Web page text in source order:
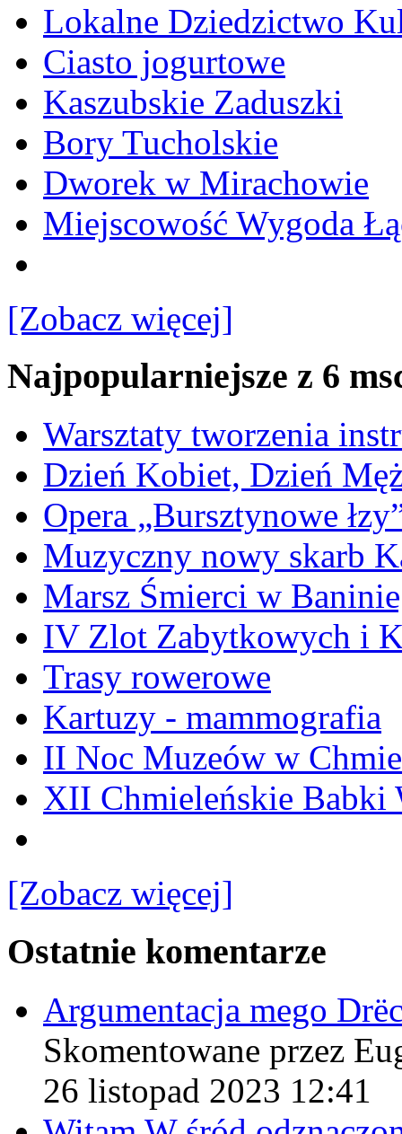
Lokalne Dziedzictwo
Ciasto jogurtowe
Kaszubskie Zaduszki
Bory Tucholskie
Dworek w Mirachowie
Miejscowość Wygoda
[Zobacz więcej]
Najpopularniejsze z 6
Warsztaty tworzenia
Dzień Kobiet, Dzień
Opera „Bursztynowe
Muzyczny nowy skarb
Marsz Śmierci w
IV Zlot Zabytkowych i
Trasy rowerowe
Kartuzy - mammografia
II Noc Muzeów w
XII Chmieleńskie Babki
[Zobacz więcej]
Ostatnie komentarze
Argumentacja mego
Skomentowane przez
26 listopad 2023 12:41